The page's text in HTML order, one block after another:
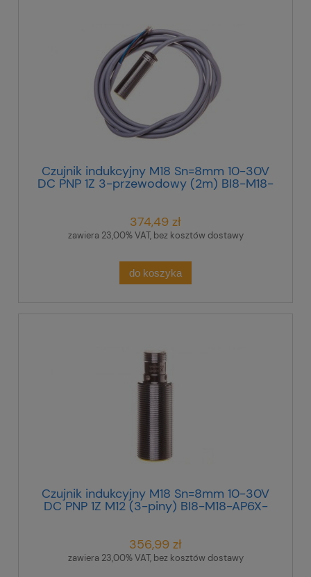
Czujnik indukcyjny M18 Sn=8mm 10-30V
DC PNP 1Z 3-przewodowy (2m) BI8-M18-
AP6X 4615030
374,49 zł
zawiera 23,00% VAT, bez kosztów dostawy
do koszyka
Czujnik indukcyjny M18 Sn=8mm 10-30V
DC PNP 1Z M12 (3-piny) BI8-M18-AP6X-
H1141 46150
356,99 zł
zawiera 23,00% VAT, bez kosztów dostawy